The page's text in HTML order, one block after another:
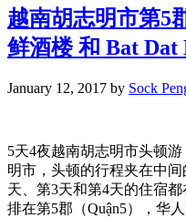
越南胡志明市第5
鲜酒楼 和 Bat Dat
January 12, 2017 by Sock
5天4夜越南胡志明市头顿
明市，头顿的行程夹在中
天、第3天和第4天的住宿
排在第5郡（Quận5），华